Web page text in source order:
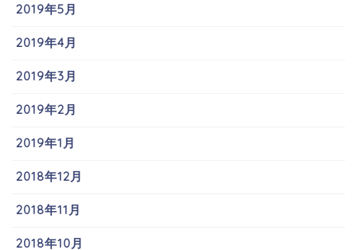
2019年5月
2019年4月
2019年3月
2019年2月
2019年1月
2018年12月
2018年11月
2018年10月